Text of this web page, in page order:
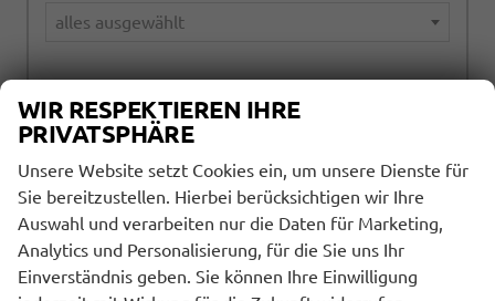
alles ausgewählt
51 Ergebnisse anzeigen
Anmelden
WIR RESPEKTIEREN IHRE
PRIVATSPHÄRE
Unsere Website setzt Cookies ein, um unsere Dienste für
Sie bereitzustellen. Hierbei berücksichtigen wir Ihre
Auswahl und verarbeiten nur die Daten für Marketing,
Analytics und Personalisierung, für die Sie uns Ihr
Einverständnis geben. Sie können Ihre Einwilligung